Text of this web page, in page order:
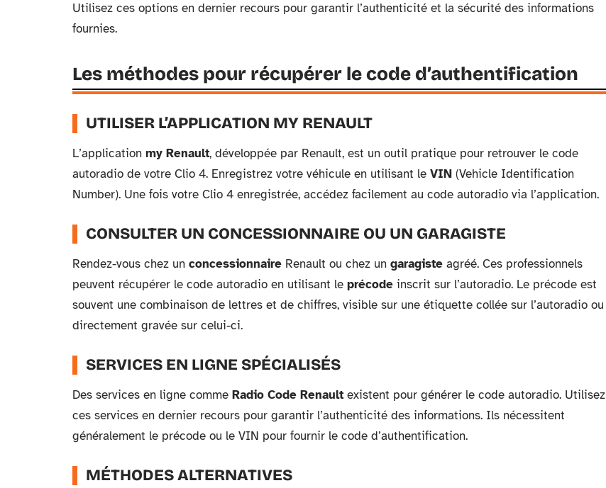
Utilisez ces options en dernier recours pour garantir l’authenticité et la sécurité des informations
fournies.
Les méthodes pour récupérer le code d’authentification
UTILISER L’APPLICATION MY RENAULT
L’application my Renault, développée par Renault, est un outil pratique pour retrouver le code
autoradio de votre Clio 4. Enregistrez votre véhicule en utilisant le VIN (Vehicle Identification
Number). Une fois votre Clio 4 enregistrée, accédez facilement au code autoradio via l’application.
CONSULTER UN CONCESSIONNAIRE OU UN GARAGISTE
Rendez-vous chez un concessionnaire Renault ou chez un garagiste agréé. Ces professionnels
peuvent récupérer le code autoradio en utilisant le précode inscrit sur l’autoradio. Le précode est
souvent une combinaison de lettres et de chiffres, visible sur une étiquette collée sur l’autoradio ou
directement gravée sur celui-ci.
SERVICES EN LIGNE SPÉCIALISÉS
Des services en ligne comme Radio Code Renault existent pour générer le code autoradio. Utilisez
ces services en dernier recours pour garantir l’authenticité des informations. Ils nécessitent
généralement le précode ou le VIN pour fournir le code d’authentification.
MÉTHODES ALTERNATIVES